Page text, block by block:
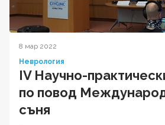
8 мар 2022
Неврология
IV Научно-
по повод
съня